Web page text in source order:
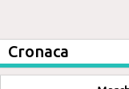
Cronaca